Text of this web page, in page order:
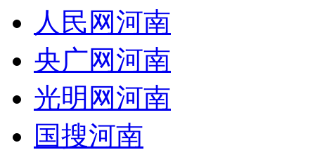
人民网河南
央广网河南
光明网河南
国搜河南